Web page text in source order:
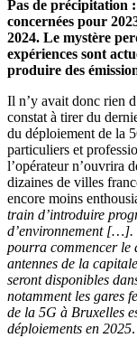
Pas de précipitation
concernées pour
2024. Le mystère
expériences sont
produire des
Il n’y avait donc rien
constat à tirer du
du déploiement de la
particuliers et
l’opérateur n’ouvrira
dizaines de villes
encore moins
train d’introduire
d’environnement […].
pourra commencer le
antennes de la
seront disponibles
notamment les gares
de la 5G à Bruxelles
déploiements en 2025